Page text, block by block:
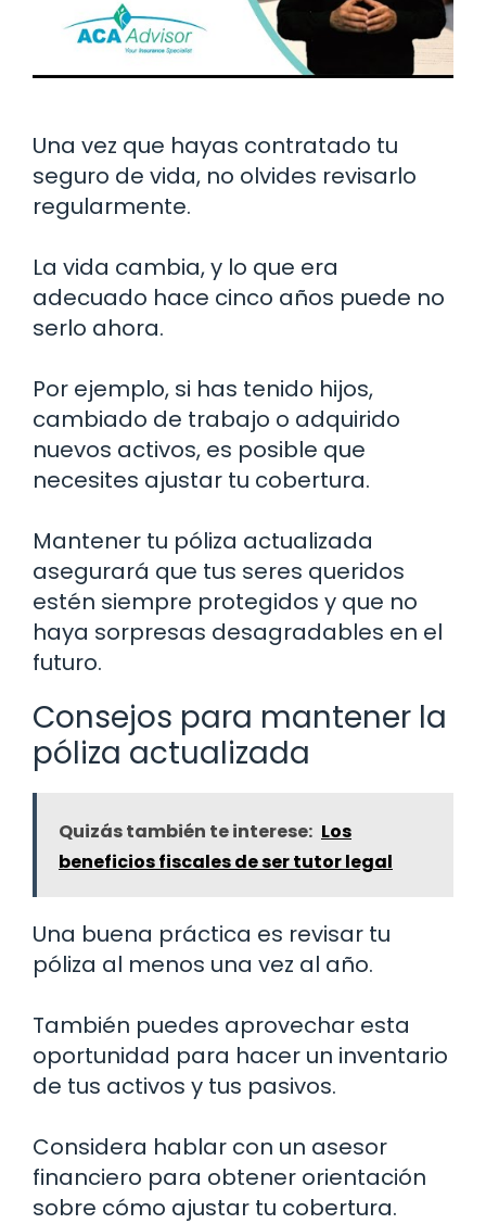
Una vez que hayas contratado tu
seguro de vida, no olvides revisarlo
regularmente.
La vida cambia, y lo que era
adecuado hace cinco años puede no
serlo ahora.
Por ejemplo, si has tenido hijos,
cambiado de trabajo o adquirido
nuevos activos, es posible que
necesites ajustar tu cobertura.
Mantener tu póliza actualizada
asegurará que tus seres queridos
estén siempre protegidos y que no
haya sorpresas desagradables en el
futuro.
Consejos para mantener la
póliza actualizada
Quizás también te interese: Los
beneficios fiscales de ser tutor legal
Una buena práctica es revisar tu
póliza al menos una vez al año.
También puedes aprovechar esta
oportunidad para hacer un inventario
de tus activos y tus pasivos.
Considera hablar con un asesor
financiero para obtener orientación
sobre cómo ajustar tu cobertura.